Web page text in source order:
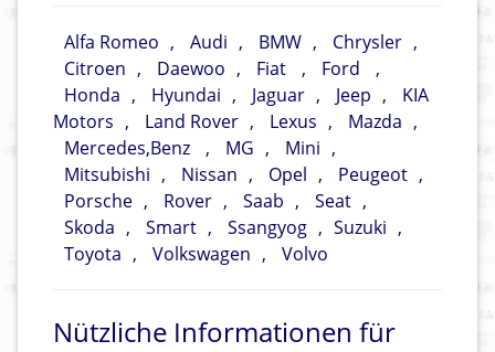
Alfa Romeo , Audi , BMW , Chrysler ,
Citroen , Daewoo , Fiat , Ford
,
Honda , Hyundai , Jaguar , Jeep ,
KIA
Motors , Land Rover , Lexus , Mazda ,
Mercedes,Benz
, MG , Mini ,
Mitsubishi , Nissan , Opel , Peugeot ,
Porsche , Rover , Saab , Seat ,
Skoda , Smart , Ssangyog , Suzuki ,
Toyota , Volkswagen , Volvo
Nützliche Informationen für